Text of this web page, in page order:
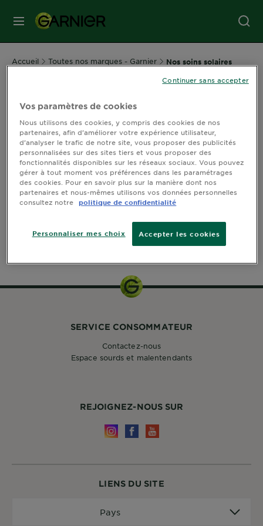
MENU
SOINS
SOINS
CHEVEUX
COLORATION
SOLAIRE
&
l'ingrédient
Accueil Toutes nos marques - Garnier Nos soins solaires
Soin solaire
Tous nos produits soin solaire
Filtres
Filtrer par
Nouveau
CLOSE
LIENS DU SITE
Pays
REJOIGNEZ-NOUS SUR
SERVICE CONSOMMATEUR
Contactez-nous
Espace sourds et malentendants
Vos paramètres de cookies
Nous utilisons des cookies, y compris des cookies de nos
partenaires, afin d’améliorer votre expérience utilisateur,
d’analyser le trafic de notre site, vous proposer des publicités
personnalisées sur des sites tiers et vous proposer des
fonctionnalités disponibles sur les réseaux sociaux. Vous pouvez
gérer à tout moment vos préférences dans les paramétrages
des cookies. Pour en savoir plus sur la manière dont nos
partenaires et nous-mêmes utilisons vos données personnelles
consultez notre
politique de confidentialité
Accepter les cookies
Personnaliser mes choix
Continuer sans accepter